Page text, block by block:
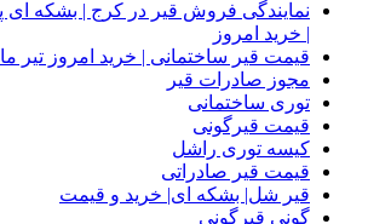
نمایندگی فروش قیر در کرج | بشکه ای
| خرید امروز
قیمت قیر ساختمانی | خرید امروز تیر ماه
مجوز صادرات قیر
توری ساختمانی
قیمت قیرگونی
کیسه توری راشل
قیمت قیر صادراتی
قیر شل| بشکه ای| خرید و قیمت
گونی قیرگونی